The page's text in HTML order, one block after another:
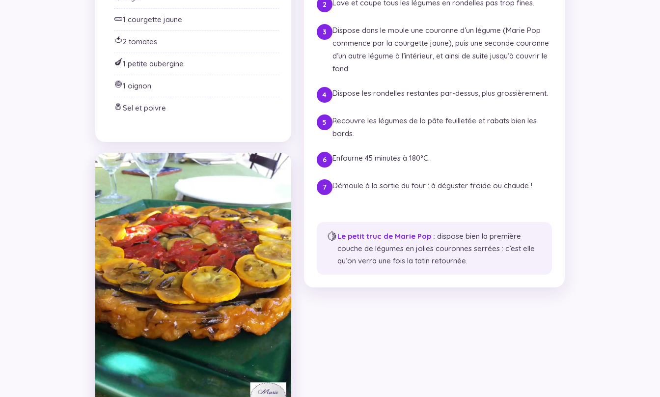
🥒1 courgette jaune
🍅2 tomates
🍆1 petite aubergine
🧅1 oignon
🧂 Sel et poivre
Lave et coupe tous les légumes en rondelles pas trop fines.
Dispose dans le moule une couronne d’un légume (Marie Pop
commence par la courgette jaune), puis une seconde couronne
d’un autre légume à l’intérieur, et ainsi de suite jusqu’à couvrir le
fond.
Dispose les rondelles restantes par-dessus, plus grossièrement.
Recouvre les légumes de la pâte feuilletée et rabats bien les
bords.
Enfourne 45 minutes à 180°C.
Démoule à la sortie du four : à déguster froide ou chaude !
🍋Le petit truc de Marie Pop : dispose bien la première
couche de légumes en jolies couronnes serrées : c’est elle
qu’on verra une fois la tatin retournée.